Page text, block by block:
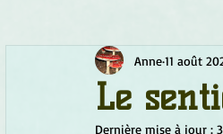
Chamanisme Champignons
Le
Anne11 août
Dernière mise à jour :